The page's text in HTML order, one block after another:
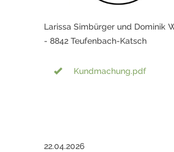
Larissa Simbürger und Dominik
- 8842 Teufenbach-Katsch
Kundmachung.pdf
22.04.2026